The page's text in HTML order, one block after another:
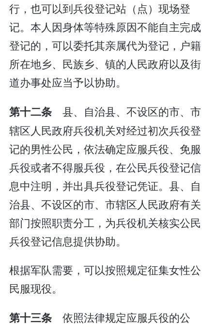
行，也可以到兵役登记站（点）现场登
记。本人因身体等特殊原因不能自主完成
登记的，可以委托其亲属代为登记，户籍
所在地乡、民族乡、镇的人民政府以及街
道办事处应当予以协助。
第十二条 县、自治县、不设区的市、市
辖区人民政府兵役机关对经过初次兵役登
记的男性公民，依法确定应服兵役、免服
兵役或者不得服兵役，在公民兵役登记信
息中注明，并出具兵役登记凭证。县、自
治县、不设区的市、市辖区人民政府有关
部门按照职责分工，为兵役机关核实公民
兵役登记信息提供协助。
根据军队需要，可以按照规定征集女性公
民服现役。
第十三条 依照法律规定应服兵役的公